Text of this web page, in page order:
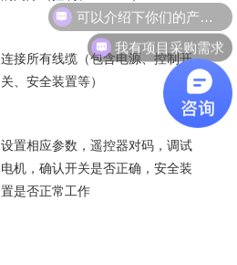
连接所有线缆（包含电源、控制开
关、安全装置等）
设置相应参数，遥控器对码，调试
电机，确认开关是否正确，安全装
置是否正常工作
我有项目采购需求